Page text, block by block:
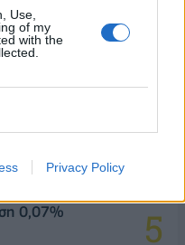
Use,
of my
with the
Privacy Policy
επιλογές
ο Γενικός
0,07%